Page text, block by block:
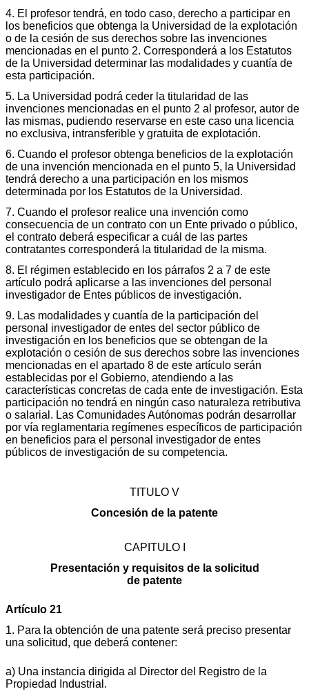
4. El profesor tendrá, en todo caso, derecho a participar en
los beneficios que obtenga la Universidad de la explotación
o de la cesión de sus derechos sobre las invenciones
mencionadas en el punto 2. Corresponderá a los Estatutos
de la Universidad determinar las modalidades y cuantía de
esta participación.
5. La Universidad podrá ceder la titularidad de las
invenciones mencionadas en el punto 2 al profesor, autor de
las mismas, pudiendo reservarse en este caso una licencia
no exclusiva, intransferible y gratuita de explotación.
6. Cuando el profesor obtenga beneficios de la explotación
de una invención mencionada en el punto 5, la Universidad
tendrá derecho a una participación en los mismos
determinada por los Estatutos de la Universidad.
7. Cuando el profesor realice una invención como
consecuencia de un contrato con un Ente privado o público,
el contrato deberá especificar a cuál de las partes
contratantes corresponderá la titularidad de la misma.
8. El régimen establecido en los párrafos 2 a 7 de este
artículo podrá aplicarse a las invenciones del personal
investigador de Entes públicos de investigación.
9. Las modalidades y cuantía de la participación del
personal investigador de entes del sector público de
investigación en los beneficios que se obtengan de la
explotación o cesión de sus derechos sobre las invenciones
mencionadas en el apartado 8 de este artículo serán
establecidas por el Gobierno, atendiendo a las
características concretas de cada ente de investigación. Esta
participación no tendrá en ningún caso naturaleza retributiva
o salarial. Las Comunidades Autónomas podrán desarrollar
por vía reglamentaria regímenes específicos de participación
en beneficios para el personal investigador de entes
públicos de investigación de su competencia.
TITULO V
Concesión de la patente
CAPITULO I
Presentación y requisitos de la solicitud
de patente
Artículo 21
1. Para la obtención de una patente será preciso presentar
una solicitud, que deberá contener:
a) Una instancia dirigida al Director del Registro de la
Propiedad Industrial.